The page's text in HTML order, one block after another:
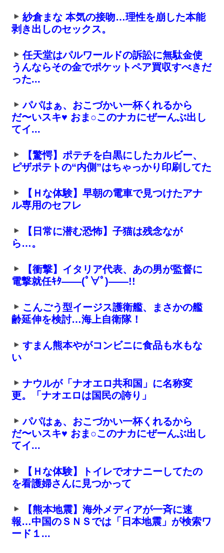
紗倉まな 本気の接吻…理性を崩した本能
剥き出しのセックス。
任天堂はパルワールドの訴訟に無駄金使
うんならその金でポケットペア買収すべきだ
った...
パパはぁ、おこづかい一杯くれるから
だ〜いスキ♥ おま○このナカにぜーんぶ出し
てイ...
【驚愕】ポテチを白黒にしたカルビー、
ピザポテトの“内側”はちゃっかり印刷してた
【Ｈな体験】早朝の電車で見つけたアナ
ル専用のセフレ
【日常に潜む恐怖】子猫は残念なが
ら…。
【衝撃】イタリア代表、あの男が監督に
電撃就任ｷﾀ――(ﾟ∀ﾟ)――!!
こんごう型イージス護衛艦、まさかの艦
齢延伸を検討…海上自衛隊！
すまん熊本やがコンビニに食品も水もな
い
ナウルが「ナオエロ共和国」に名称変
更。「ナオエロは国民の誇り」
パパはぁ、おこづかい一杯くれるから
だ〜いスキ♥ おま○このナカにぜーんぶ出し
てイ...
【Ｈな体験】トイレでオナニーしてたの
を看護婦さんに見つかって
【熊本地震】海外メディアが一斉に速
報…中国のＳＮＳでは「日本地震」が検索ワ
ード１...